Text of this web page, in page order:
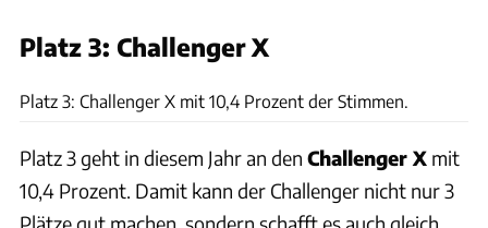
Platz 3: Challenger X
Platz 3: Challenger X mit 10,4 Prozent der Stimmen.
Platz 3 geht in diesem Jahr an den Challenger X mit
10,4 Prozent. Damit kann der Challenger nicht nur 3
Plätze gut machen, sondern schafft es auch gleich